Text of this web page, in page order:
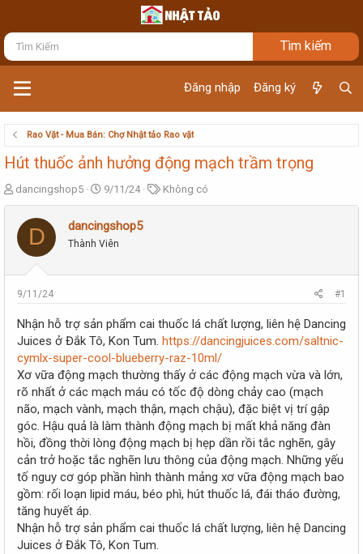
Đăng nhập Đăng ký
Rao Vặt - Mua Bán: Chợ Nhật tảo Rao vặt
Hút thuốc ảnh hưởng động mạch trầm trọng
T
h
e
a
s
r
e
r
dancingshop5
N
g
y
g
i
9/11/24
T
ừ
Không có
D dancingshop5
Thành Viên
9/11/24 #1
Nhận hỗ trợ sản phẩm cai thuốc lá chất lượng, liên hệ Dancing
Juices ở Đắk Tô, Kon Tum. https://dancingjuices.com/saltnic-
cymlx-super-cool-blueberry-raz-10ml/
Xơ vữa động mạch thường thấy ở các động mạch vừa và lớn,
rõ nhất ở các mạch máu có tốc độ dòng chảy cao (mạch
não, mạch vành, mạch thận, mạch chậu), đặc biệt vị trí gập
góc. Hậu quả là làm thành động mạch bị mất khả năng đàn
hồi, đồng thời lòng động mạch bị hẹp dần rồi tắc nghẽn, gây
cản trở hoặc tắc nghẽn lưu thông của động mạch. Những yếu
tố nguy cơ góp phần hình thành mảng xơ vữa động mạch bao
gồm: rối loạn lipid máu, béo phì, hút thuốc lá, đái tháo đường,
tăng huyết áp.
Nhận hỗ trợ sản phẩm cai thuốc lá chất lượng, liên hệ Dancing
Juices ở Đắk Tô, Kon Tum.